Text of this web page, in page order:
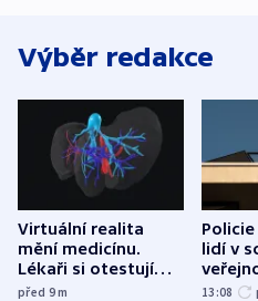
Výběr redakce
Virtuální realita
mění medicínu.
Lékaři si otestují
každý řez, říká
před 9m
lidí v
Správy
13:08